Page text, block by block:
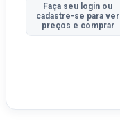
Faça seu login ou
cadastre-se para ver
preços e comprar